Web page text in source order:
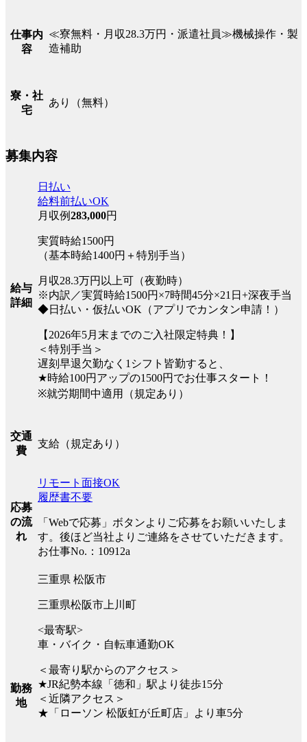
仕事内
容
≪寮無料・月収28.3万円・派遣社員≫機械操作・製
造補助
寮・社
宅
あり（無料）
募集内容
給与
詳細
日払い
給料前払いOK
月収例283,000円
実質時給1500円
（基本時給1400円＋特別手当）
月収28.3万円以上可（夜勤時）
※内訳／実質時給1500円×7時間45分×21日+深夜手当
◆日払い・仮払いOK（アプリでカンタン申請！）
【2026年5月末までのご入社限定特典！】
＜特別手当＞
遅刻早退欠勤なく1シフト皆勤すると、
★時給100円アップの1500円でお仕事スタート！
※就労期間中適用（規定あり）
交通
費
支給（規定あり）
応募
の流
れ
リモート面接OK
履歴書不要
「Webで応募」ボタンよりご応募をお願いいたしま
す。後ほど当社よりご連絡をさせていただきます。
お仕事No.：10912a
勤務
地
三重県 松阪市
三重県松阪市上川町
<最寄駅>
車・バイク・自転車通勤OK
＜最寄り駅からのアクセス＞
★JR紀勢本線「徳和」駅より徒歩15分
＜近隣アクセス＞
★「ローソン 松阪虹が丘町店」より車5分